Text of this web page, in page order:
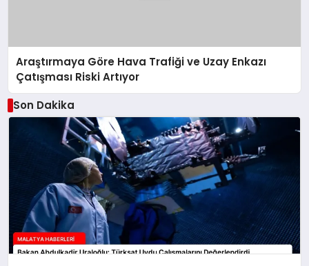
Araştırmaya Göre Hava Trafiği ve Uzay Enkazı
Çatışması Riski Artıyor
Son Dakika